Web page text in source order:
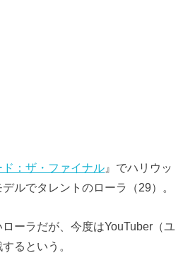
：ザ・ファイナル 』でハリウッ
ルでタレントのローラ（29）。
ーラだが、今度はYouTuber（ユ
るという。